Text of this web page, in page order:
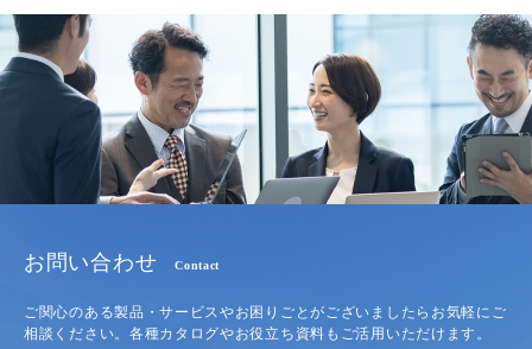
お問い合わせ Contact
ご関心のある製品・サービスやお困りごとがございましたらお気軽にご
相談ください。各種カタログやお役立ち資料もご活用いただけます。